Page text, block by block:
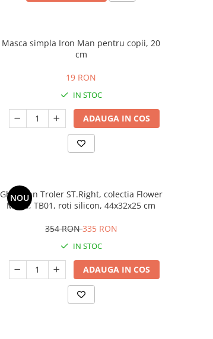
Masca simpla Iron Man pentru copii, 20
cm
19 RON
IN STOC
ADAUGA IN COS
NOU
Ghiozdan Troler ST.Right, colectia Flower
Mood, TB01, roti silicon, 44x32x25 cm
354 RON335 RON
IN STOC
ADAUGA IN COS